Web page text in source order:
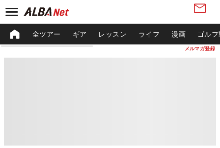
メルマガ登録
全ツアー ギア レッスン ライフ 漫画 ゴル